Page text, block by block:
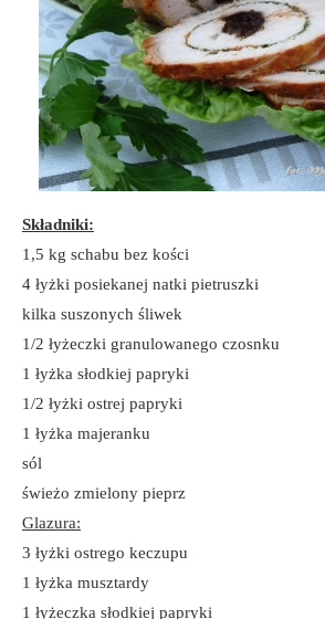
Składniki:
1,5 kg schabu bez kości
4 łyżki posiekanej natki pietruszki
kilka suszonych śliwek
1/2 łyżeczki granulowanego czosnku
1 łyżka słodkiej papryki
1/2 łyżki ostrej papryki
1 łyżka majeranku
sól
świeżo zmielony pieprz
Glazura:
3 łyżki ostrego keczupu
1 łyżka musztardy
1 łyżeczka słodkiej papryki